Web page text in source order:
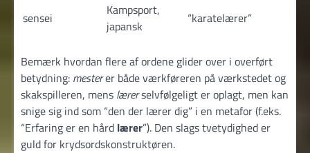
sensei
Kampsport,
japansk
“karatelærer”
Bemærk hvordan flere af ordene glider over i overført
betydning: mesterer både værkføreren på værkstedet og
skakspilleren, mens lærerselvfølgeligt er oplagt, men kan
snige sig ind som “den der lærer dig” i en metafor (f.eks.
“Erfaring er en hård lærer”). Den slags tvetydighed er
guld for krydsordskonstruktøren.